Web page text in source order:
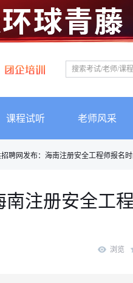
课程试听 老师风采
聘网发布：海南注册安全工程师报名
注册安全工
浏览